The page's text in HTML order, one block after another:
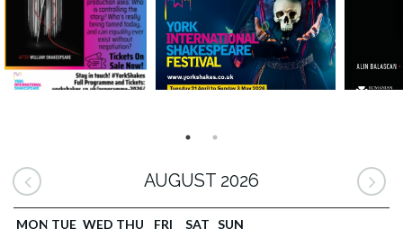
AUGUST 2026
MON TUE WED THU FRI SAT SUN